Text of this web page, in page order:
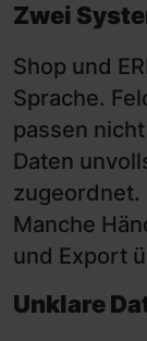
Zwei
Shop und
Sprache.
passen
Daten
zugeordnet.
Manche
und Export
Unklare